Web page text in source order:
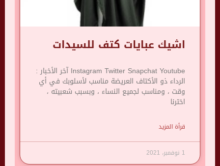
اشيك عبايات كتف للسيدات
Instagram Twitter Snapchat Youtube آخر الأخبار :
الرداء ذو ​​الأكتاف العريضة مناسب لأسلوبك في أي
وقت ، ومناسب لجميع النساء ، وبسبب شعبيته ،
اخترنا
قرأة المزيد
1 نوفمبر، 2021